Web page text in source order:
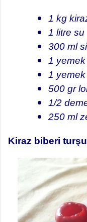
1 kg
1 litre su
300 ml
1 yemek
1 yemek
500 gr
1/2
250 ml
Kiraz biberi